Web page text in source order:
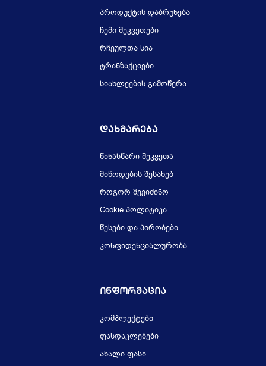
პროდუქტის დაბრუნება
ჩემი შეკვეთები
რჩეულთა სია
ტრანზაქციები
სიახლეების გამოწერა
Დახმარება
წინასწარი შეკვეთა
მიწოდების შესახებ
როგორ შევიძინო
Cookie პოლიტიკა
წესები და პირობები
კონფიდენციალურობა
Ინფორმაცია
კომპლექტები
ფასდაკლებები
ახალი ფასი